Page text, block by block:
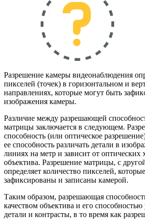
Разрешение камеры видеонаблюдения
пикселей (точек) в горизонтальном и
направлениях, которые могут быть
изображения камеры.
Различие между разрешающей
матрицы заключается в следующем.
способность (или оптическое
ее способность различать детали в
линиях на метр и зависит от оптических
объектива. Разрешение матрицы, с
определяет количество пикселей,
зафиксированы и записаны камерой.
Таким образом, разрешающая
качеством объектива и его
детали и контрасты, в то время как